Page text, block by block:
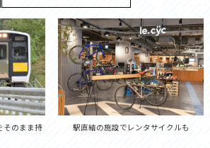
そのまま持
駅直結の施設でレンタサイクルも